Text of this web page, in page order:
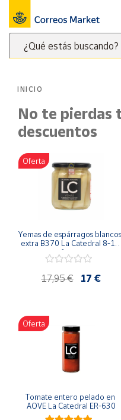
¿Qué estás buscando?
clave
para
buscar
productos
Correos
Menú
Nuestro
catálogo
Alimentación
Bebidas
Ocio y cultura
Juguetes y
juegos
Tienda de
Artesanía
Para Canarias,
Ceuta y Melilla
INICIO
No te pierdas
descuentos
Oferta
Yemas de espárragos blancos
extra B370 La Catedral 8-12
frutos
17,95 € 17 €
Oferta
Tomate entero pelado en
AOVE La Catedral ER-630